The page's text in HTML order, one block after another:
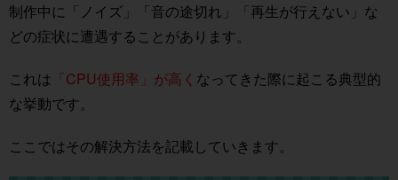
制作中に「ノイズ」「音の途切れ」「再生が行えない」な
どの症状に遭遇することがあります。
これは 「CPU使用率」が高く なってきた際に起こる典型的
な挙動です。
ここではその解決方法を記載していきます。